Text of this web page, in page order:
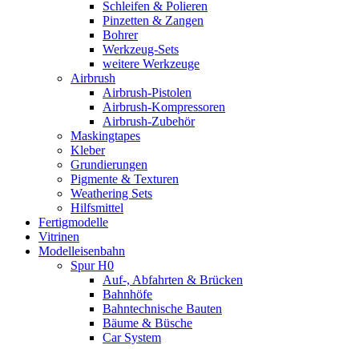
Schleifen & Polieren
Pinzetten & Zangen
Bohrer
Werkzeug-Sets
weitere Werkzeuge
Airbrush
Airbrush-Pistolen
Airbrush-Kompressoren
Airbrush-Zubehör
Maskingtapes
Kleber
Grundierungen
Pigmente & Texturen
Weathering Sets
Hilfsmittel
Fertigmodelle
Vitrinen
Modelleisenbahn
Spur H0
Auf-, Abfahrten & Brücken
Bahnhöfe
Bahntechnische Bauten
Bäume & Büsche
Car System